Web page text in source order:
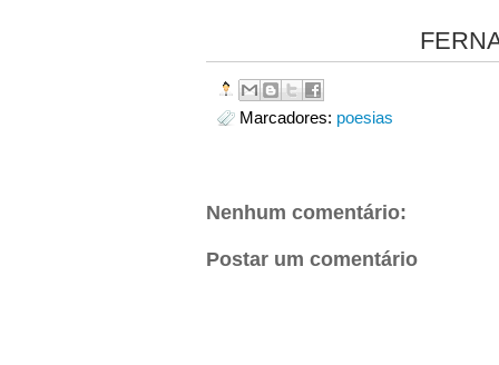
FERNANDES
Marcadores: poesias
Nenhum comentário:
Postar um comentário